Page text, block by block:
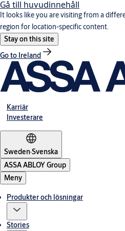
Gå till huvudinnehåll
It looks like you are visiting from a
region for location-specific content.
Stay on this site
Go to Ireland
Karriär
Investerare
Sweden·Svenska
ASSA ABLOY Group
Meny
Produkter och lösningar
Stories